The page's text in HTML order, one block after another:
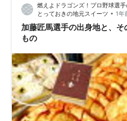
ランプリ受賞団体 三重県津市の
燃えよドラゴンズ！プロ野球選手
とっておきの地元スイーツ • 1年
加藤匠馬選手の出身地と、
もの